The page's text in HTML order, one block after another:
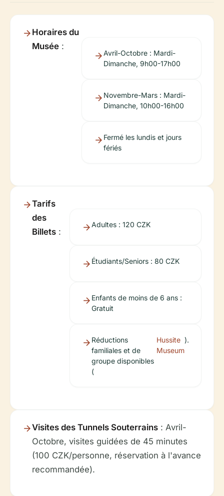
Horaires du
Musée :
Avril-Octobre : Mardi-
Dimanche, 9h00-17h00
Novembre-Mars : Mardi-
Dimanche, 10h00-16h00
Fermé les lundis et jours
fériés
Tarifs
des
Billets :
Adultes : 120 CZK
Étudiants/Seniors : 80 CZK
Enfants de moins de 6 ans :
Gratuit
Réductions
familiales et de
groupe disponibles
(
Hussite
Museum
).
Visites des Tunnels Souterrains : Avril-
Octobre, visites guidées de 45 minutes
(100 CZK/personne, réservation à l'avance
recommandée).